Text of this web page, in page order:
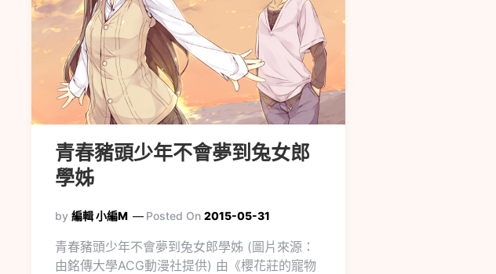
青春豬頭少年不會夢到兔女郎
學姊
by 編輯 小編M Posted On 2015-05-31
青春豬頭少年不會夢到兔女郎學姊 (圖片來源：
由銘傳大學ACG動漫社提供) 由《櫻花莊的寵物